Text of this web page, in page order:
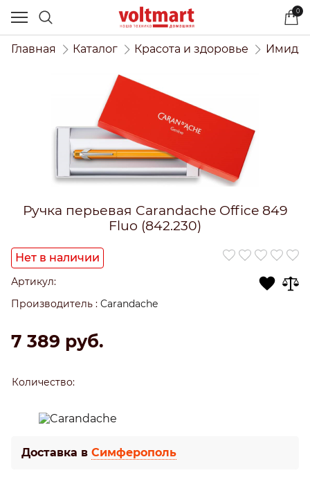
0
Главная Каталог Красота и здоровье
Ручка перьевая Carandache Office 849
Fluo (842.230)
Нет в наличии
Артикул:
Производитель : Carandache
7 389 руб.
Количество:
Доставка в Симферополь